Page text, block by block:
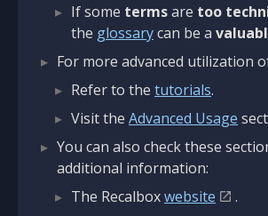
If some termsare too
the glossarycan be a
For more advanced utilization
Refer to the tutorials.
Visit the Advanced Usage
You can also check these
additional information:
The Recalboxwebsite
.